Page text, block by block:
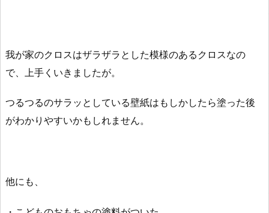
我が家のクロスはザラザラとした模様のあるクロスなの
で、上手くいきましたが。
つるつるのサラッとしている壁紙はもしかしたら塗った後
がわかりやすいかもしれません。
他にも、